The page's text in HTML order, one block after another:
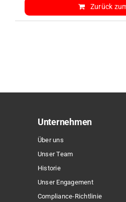
Zurück
Unternehmen
Über uns
Unser Team
Historie
Unser Engagement
Compliance-Richtlinie